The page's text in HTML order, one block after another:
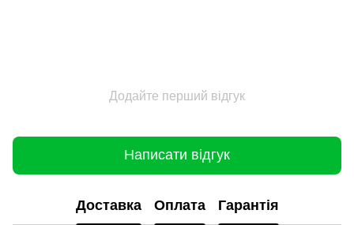
Додайте перший відгук
Написати відгук
Доставка Оплата Гарантія